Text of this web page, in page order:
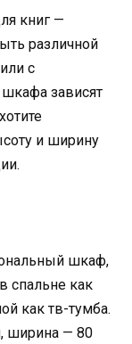
книг —
различной
с
зависят
и ширину
шкаф,
спальне как
как тв-тумба.
ширина — 80